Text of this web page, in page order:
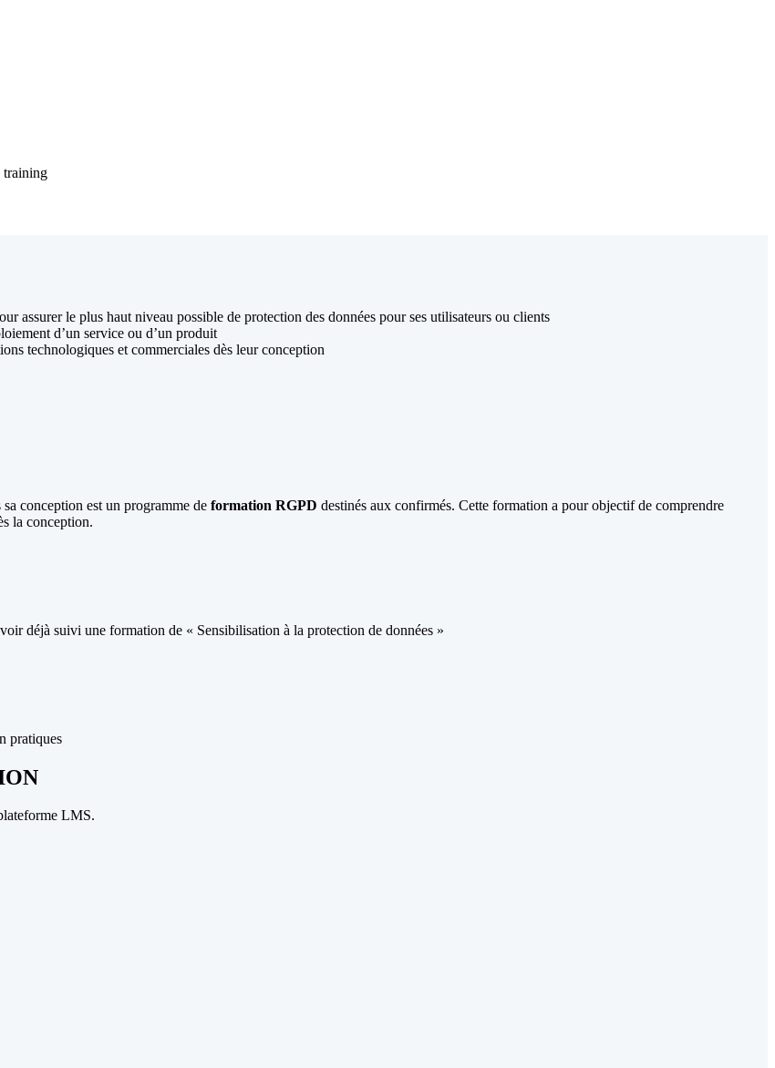
training
assurer le plus haut niveau possible de protection des données pour ses utilisateurs ou clients
d’un service ou d’un produit
technologiques et commerciales dès leur conception
sa conception est un programme de formation RGPD destinés aux confirmés. Cette formation a pour objectif de comprendre
la conception.
déjà suivi une formation de « Sensibilisation à la protection de données »
pratiques
LMS.